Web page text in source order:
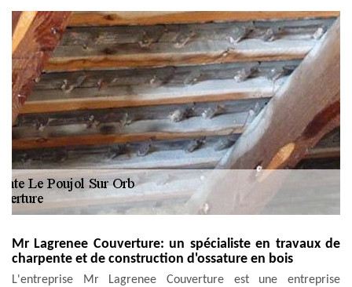
Mr Lagrenee Couverture: un spécialiste en travaux de
charpente et de construction d'ossature en bois
L'entreprise Mr Lagrenee Couverture est une entreprise